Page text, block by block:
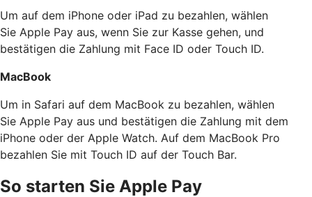
Um auf dem iPhone oder iPad zu bezahlen, wählen
Sie Apple Pay aus, wenn Sie zur Kasse gehen, und
bestätigen die Zahlung mit Face ID oder Touch ID.
MacBook
Um in Safari auf dem MacBook zu bezahlen, wählen
Sie Apple Pay aus und bestätigen die Zahlung mit dem
iPhone oder der Apple Watch. Auf dem MacBook Pro
bezahlen Sie mit Touch ID auf der Touch Bar.
So starten Sie Apple Pay